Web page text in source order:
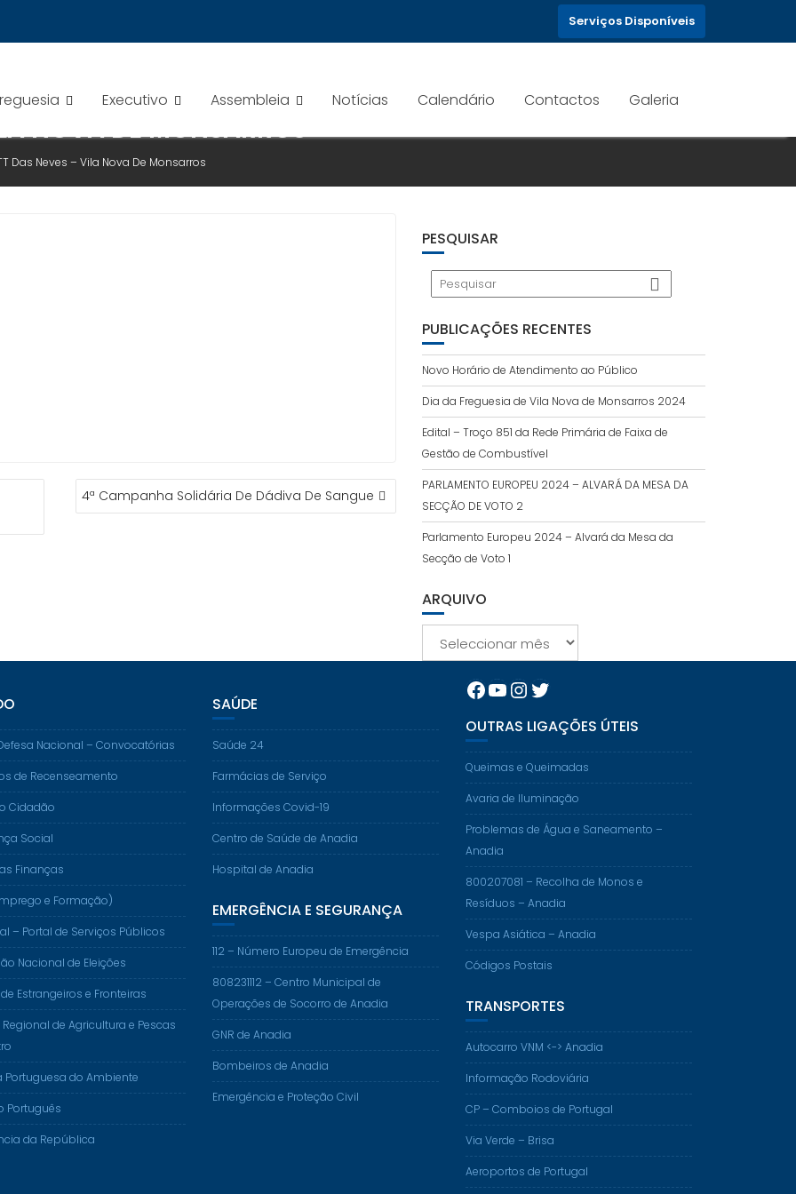
Serviços Disponíveis
Executivo Assembleia Notícias Calendário Contactos Galeria
NOVA DE MONSARROS
Das Neves – Vila Nova De Monsarros
4ª Campanha Solidária De Dádiva De Sangue
PESQUISAR
PUBLICAÇÕES RECENTES
Novo Horário de Atendimento ao Público
Dia da Freguesia de Vila Nova de Monsarros 2024
Edital – Troço 851 da Rede Primária de Faixa de
Gestão de Combustível
PARLAMENTO EUROPEU 2024 – ALVARÁ DA MESA DA
SECÇÃO DE VOTO 2
Parlamento Europeu 2024 – Alvará da Mesa da
Secção de Voto 1
ARQUIVO
Nacional – Convocatórias
de Recenseamento
Cidadão
Social
Finanças
e Formação)
– Portal de Serviços Públicos
Nacional de Eleições
Estrangeiros e Fronteiras
Regional de Agricultura e Pescas
Portuguesa do Ambiente
Português
da República
SAÚDE
Saúde 24
Farmácias de Serviço
Informações Covid-19
Centro de Saúde de Anadia
Hospital de Anadia
EMERGÊNCIA E SEGURANÇA
112 – Número Europeu de Emergência
808231112 – Centro Municipal de
Operações de Socorro de Anadia
GNR de Anadia
Bombeiros de Anadia
Emergência e Proteção Civil
Facebook
YouTube
Instagram
Twitter
OUTRAS LIGAÇÕES ÚTEIS
Queimas e Queimadas
Avaria de Iluminação
Problemas de Água e Saneamento –
Anadia
800207081 – Recolha de Monos e
Resíduos – Anadia
Vespa Asiática – Anadia
Códigos Postais
TRANSPORTES
Autocarro VNM <-> Anadia
Informação Rodoviária
CP – Comboios de Portugal
Via Verde – Brisa
Aeroportos de Portugal